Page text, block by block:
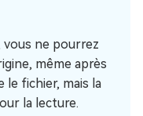
vous ne pourrez
même après
le fichier, mais la
la lecture.